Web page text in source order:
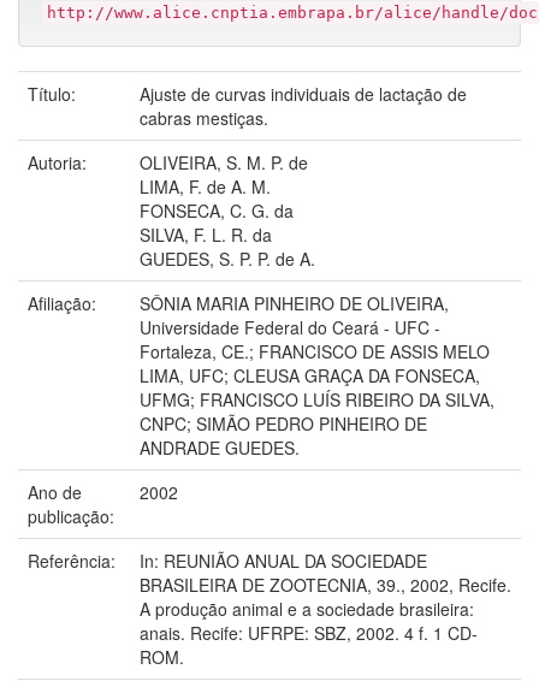
http://www.alice.cnptia.embrapa.br/alice/handle/
Título:
Ajuste de curvas individuais de lactação de
cabras mestiças.
Autoria:
OLIVEIRA, S. M. P. de
LIMA, F. de A. M.
FONSECA, C. G. da
SILVA, F. L. R. da
GUEDES, S. P. P. de A.
Afiliação:
SÔNIA MARIA PINHEIRO DE OLIVEIRA,
Universidade Federal do Ceará - UFC -
Fortaleza, CE.; FRANCISCO DE ASSIS MELO
LIMA, UFC; CLEUSA GRAÇA DA FONSECA,
UFMG; FRANCISCO LUÍS RIBEIRO DA SILVA,
CNPC; SIMÃO PEDRO PINHEIRO DE
ANDRADE GUEDES.
Ano de
publicação:
2002
Referência:
In: REUNIÃO ANUAL DA SOCIEDADE
BRASILEIRA DE ZOOTECNIA, 39., 2002, Recife.
A produção animal e a sociedade brasileira:
anais. Recife: UFRPE: SBZ, 2002. 4 f. 1 CD-
ROM.